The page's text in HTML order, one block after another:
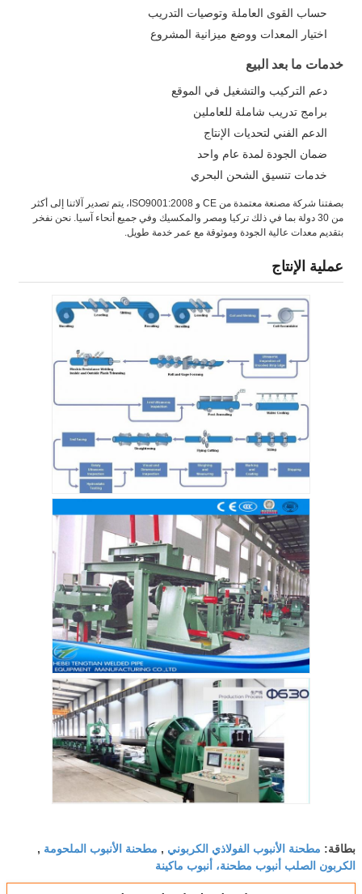
حساب القوى العاملة وتوصيات التدريب
اختيار المعدات ووضع ميزانية المشروع
خدمات ما بعد البيع
دعم التركيب والتشغيل في الموقع
برامج تدريب شاملة للعاملين
الدعم الفني لتحديات الإنتاج
ضمان الجودة لمدة عام واحد
خدمات تنسيق الشحن البحري
بصفتنا شركة مصنعة معتمدة من CE و ISO9001:2008، يتم تصدير آلاتنا إلى أكثر
من 30 دولة بما في ذلك تركيا ومصر والمكسيك وفي جميع أنحاء آسيا. نحن نفخر
بتقديم معدات عالية الجودة وموثوقة مع عمر خدمة طويل.
عملية الإنتاج
بطاقة: مطحنة الأنبوب الفولاذي الكربوني , مطحنة الأنبوب الملحومة ,
الكربون الصلب أنبوب مطحنة، أنبوب ماكينة